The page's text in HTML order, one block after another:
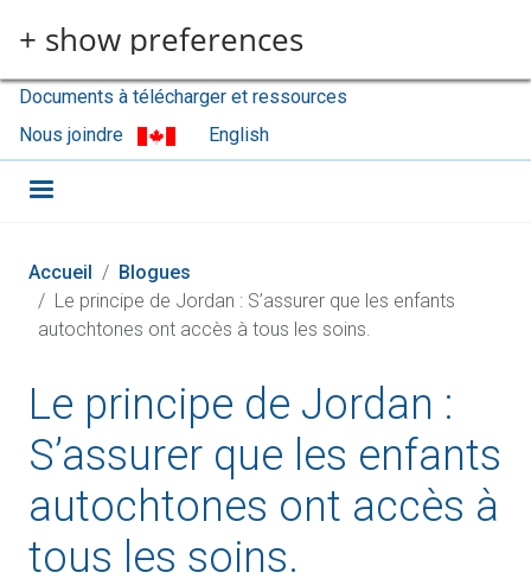
+ show preferences
Documents à télécharger et ressources
Nous joindre
English
Accueil
Blogues
Le principe de Jordan : S’assurer que les enfants
autochtones ont accès à tous les soins.
Le principe de Jordan :
S’assurer que les enfants
autochtones ont accès à
tous les soins.